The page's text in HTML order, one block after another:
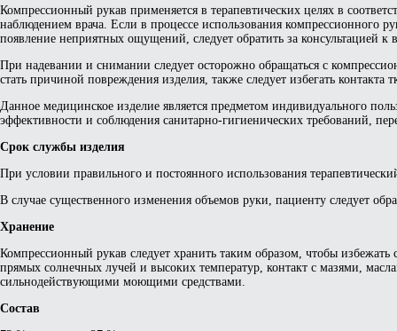
Компрессионный рукав применяется в терапевтических целях в
наблюдением врача. Если в процессе использования компрессионного
появление неприятных ощущений, следует обратить за консультацией к
При надевании и снимании следует осторожно обращаться с
стать причиной повреждения изделия, также следует избегать
Данное медицинское изделие является предметом индивидуального
эффективности и соблюдения санитарно-гигиенических требований,
Срок службы изделия
При условии правильного и постоянного использования
В случае существенного изменения объемов руки, пациенту следует
Хранение
Компрессионный рукав следует хранить таким образом, чтобы
прямых солнечных лучей и высоких температур, контакт с мазями,
сильнодействующими моющими средствами.
Состав